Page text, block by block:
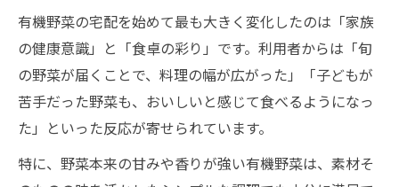
有機野菜の宅配を始めて最も大きく変化したのは「家族
の健康意識」と「食卓の彩り」です。利用者からは「旬
の野菜が届くことで、料理の幅が広がった」「子どもが
苦手だった野菜も、おいしいと感じて食べるようになっ
た」といった反応が寄せられています。
特に、野菜本来の甘みや香りが強い有機野菜は、素材そ